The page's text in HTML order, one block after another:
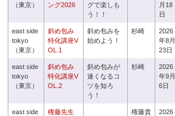
（東京）
ング2026
グで楽しも
う！！
月18
日
east side
tokyo
（東京）
斜め包み
特化講座V
OL.1
斜め包みを
始めよう！
杉崎
2026
年8月
23日
east side
tokyo
（東京）
斜め包み
特化講座V
OL.2
斜め包みが
速くなるコ
ツを知ろ
う！
杉崎
2026
年9月
6日
east side
権藤先生
権藤貴
2026